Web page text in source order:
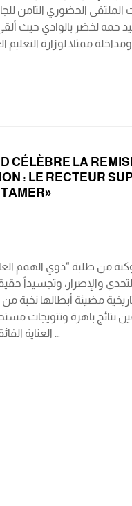
حمه لخضر بالوادي
CÉLÈBRE LA
: LE RECTEUR
من طلبة “ذوي الهمم
والإصرار، وتجسيداً
اليوم 8 جوان محطة تاريخية
نتائج باهرة وتتويجات
العناية الفائقة والدعم اللامتناهي الذي يوليه السيد مدير الجامعة البروفيسور عمر فرحاتي …